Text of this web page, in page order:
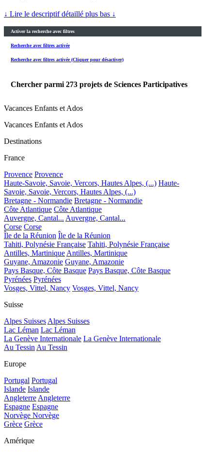
↓ Lire le descriptif détaillé plus bas ↓
Activer la recherche avec filtres
Recherche avec filtres activée
Recherche avec filtres activée (Cliquer pour désactiver)
Chercher parmi 273 projets de Sciences Participatives
Vacances Enfants et Ados
Vacances Enfants et Ados
Destinations
France
Provence Provence
Haute-Savoie, Savoie, Vercors, Hautes Alpes, (...) Haute-
Savoie, Savoie, Vercors, Hautes Alpes, (...)
Bretagne - Normandie Bretagne - Normandie
Côte Atlantique Côte Atlantique
Auvergne, Cantal... Auvergne, Cantal...
Corse Corse
Île de la Réunion Île de la Réunion
Tahiti, Polynésie Française Tahiti, Polynésie Française
Antilles, Martinique Antilles, Martinique
Guyane, Amazonie Guyane, Amazonie
Pays Basque, Côte Basque Pays Basque, Côte Basque
Pyrénées Pyrénées
Vosges, Vittel, Nancy Vosges, Vittel, Nancy
Suisse
Alpes Suisses Alpes Suisses
Lac Léman Lac Léman
La Genève Internationale La Genève Internationale
Au Tessin Au Tessin
Europe
Portugal Portugal
Islande Islande
Angleterre Angleterre
Espagne Espagne
Norvège Norvège
Grèce Grèce
Amérique